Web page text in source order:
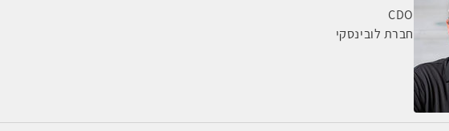
CDO
חברת לובינסקי